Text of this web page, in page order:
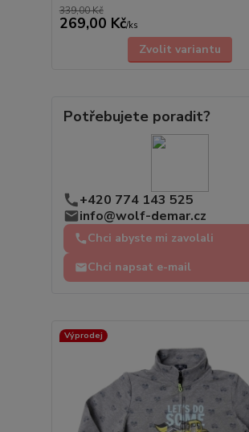
339,00 Kč
269,00 Kč/ks
Zvolit variantu
Potřebujete poradit?
+420 774 143 525
info@wolf-demar.cz
Chci abyste mi zavolali
Chci napsat e-mail
Výprodej